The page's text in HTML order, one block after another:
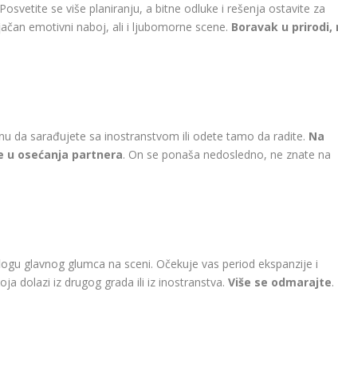
se više planiranju, a bitne odluke i rešenja ostavite za
emotivni naboj, ali i ljubomorne scene. Boravak u prirodi,
da sarađujete sa inostranstvom ili odete tamo da radite. Na
u osećanja partnera. On se ponaša nedosledno, ne znate na
glavnog glumca na sceni. Očekuje vas period ekspanzije i
dolazi iz drugog grada ili iz inostranstva. Više se odmarajte.